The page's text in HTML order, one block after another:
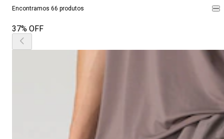
Encontramos 66 produtos
37% OFF